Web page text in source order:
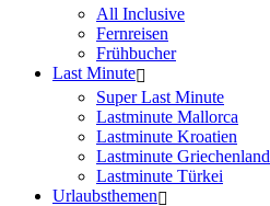
All Inclusive
Fernreisen
Frühbucher
Last Minute
Super Last Minute
Lastminute Mallorca
Lastminute Kroatien
Lastminute Griechenland
Lastminute Türkei
Urlaubsthemen